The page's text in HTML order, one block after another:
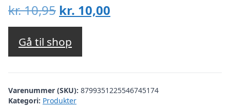
kr.10,95 Den
oprindelige
pris
var:
kr. 10,95.
kr. 10,00
kr. 10,00.
Gå til shop
Varenummer (SKU): 8799351225546745174
Kategori: Produkter